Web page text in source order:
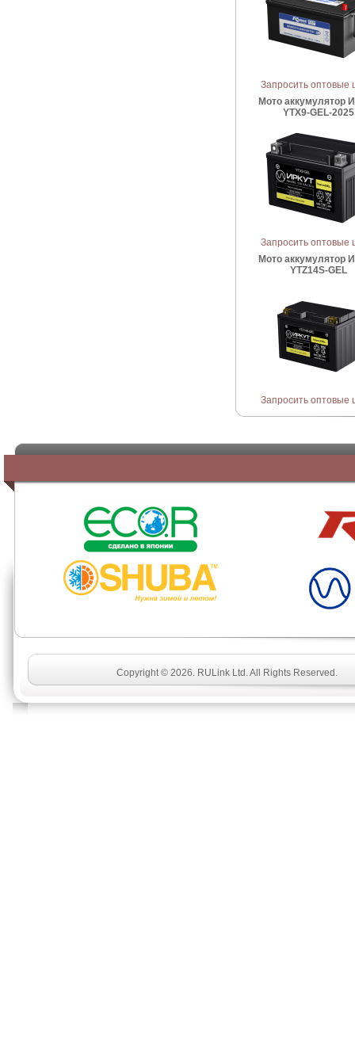
Запросить оптовые
Мото аккумулятор
YTX9-GEL-2025
Запросить оптовые
Мото аккумулятор
YTZ14S-GEL
Запросить оптовые
Copyright © 2026. RULink Ltd. All Rights Reserved.